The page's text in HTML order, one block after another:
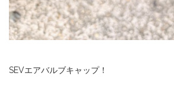
SEVエアバルブキャップ！